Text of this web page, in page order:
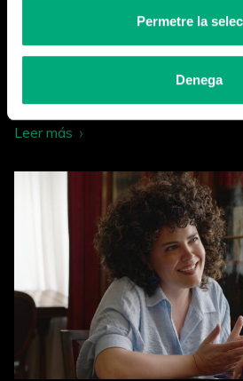
Permetre la
Denega
Cerramos la temporada
Leer más